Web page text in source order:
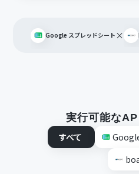
Google スプレッドシート ×
実行可能な
すべて